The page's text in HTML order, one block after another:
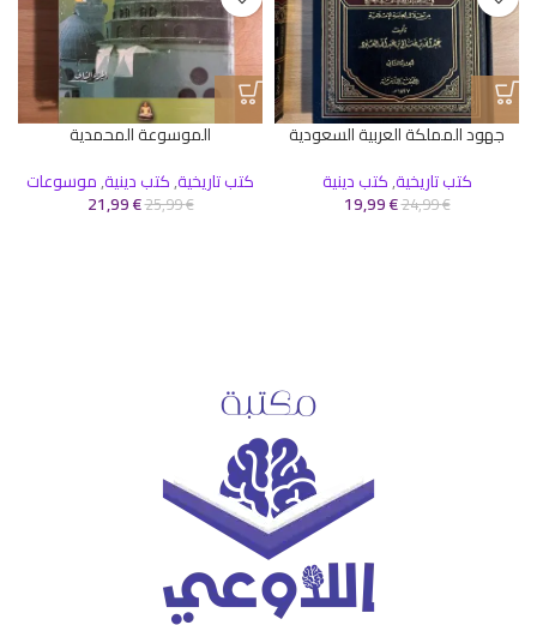
جهود المملكة العربية السعودية
كتب تاريخية,كتب دينية
24,99€
19,99€
الموسوعة المحمدية
كتب تاريخية,كتب دينية,موسوعات
25,99€
21,99€